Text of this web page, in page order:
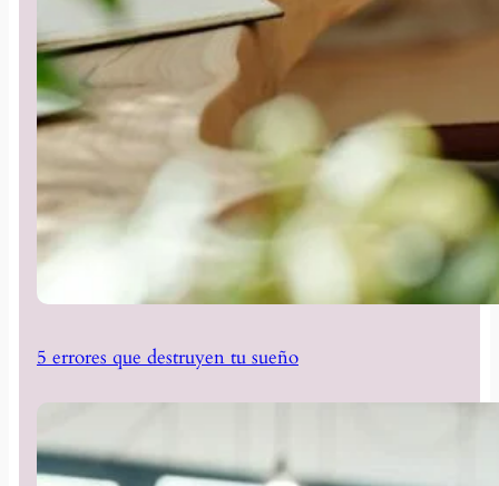
5 errores que destruyen tu sueño